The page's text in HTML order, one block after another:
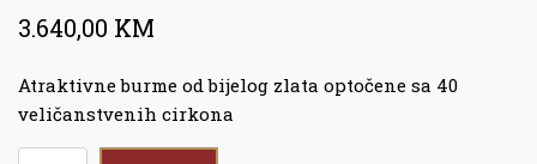
3.640,00 KM
Atraktivne burme od bijelog zlata optočene sa 40
veličanstvenih cirkona